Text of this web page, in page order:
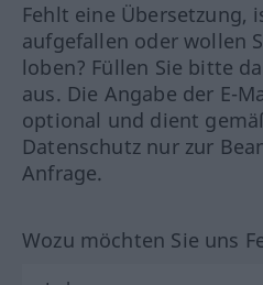
Fehlt eine Übersetzung,
aufgefallen oder wollen
loben? Füllen Sie bitte
aus. Die Angabe der E-
optional und dient
Datenschutz nur zur
Anfrage.
Wozu möchten Sie uns